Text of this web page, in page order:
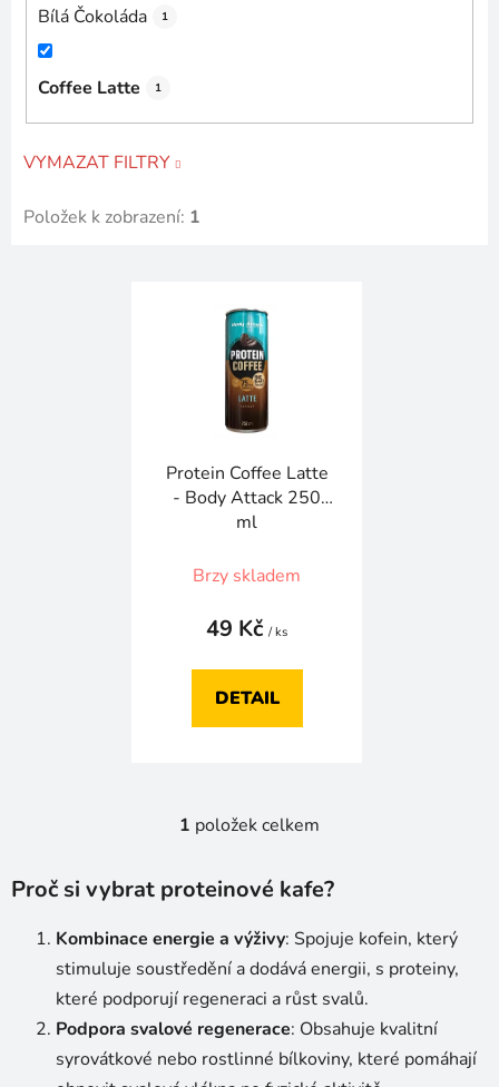
Bílá Čokoláda 1
Coffee Latte 1
VYMAZAT FILTRY
Položek k zobrazení: 1
Protein Coffee Latte
- Body Attack 250
ml
Brzy skladem
49 Kč / ks
DETAIL
O
l
d
a
c
í
p
r
1 položek celkem
Proč si vybrat proteinové kafe?
Kombinace energie a výživy: Spojuje kofein, který
stimuluje soustředění a dodává energii, s proteiny,
které podporují regeneraci a růst svalů.
Podpora svalové regenerace: Obsahuje kvalitní
syrovátkové nebo rostlinné bílkoviny, které pomáhají